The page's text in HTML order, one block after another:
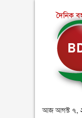
আজ আগস্ট ৭,